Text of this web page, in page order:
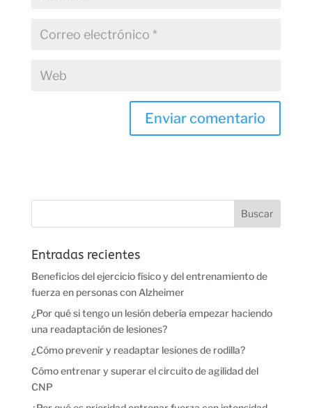
Entradas recientes
Beneficios del ejercicio físico y del entrenamiento de
fuerza en personas con Alzheimer
¿Por qué si tengo un lesión debería empezar haciendo
una readaptación de lesiones?
¿Cómo prevenir y readaptar lesiones de rodilla?
Cómo entrenar y superar el circuito de agilidad del
CNP